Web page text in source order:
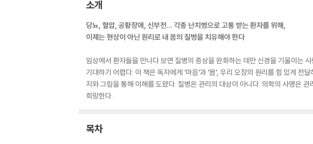
소개
당뇨, 혈압, 공황장애, 신부전… 각종 난치병으로 고통 받는 환자를 위해,
이제는 현상이 아닌 원리로 내 몸의 질병을 치유해야 한다
임상에서 환자들을 만나다 보면 질병의 증상을 완화하는 데만 신경을 기울이는
기대하기 어렵다. 이 책은 독자에게 ‘마음’과 ‘몸’, 우리 오장의 원리를 힘 있게
지와 그림을 통해 이해를 도왔다. 질병은 관리의 대상이 아니다. 의학의 사명은
희망한다.
목차